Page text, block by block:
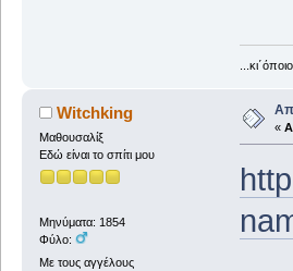
Witchking
Μαθουσαλίξ
Εδώ είναι το σπίτι μου
Μηνύματα: 1854
Φύλο:
Με τους αγγέλους
«